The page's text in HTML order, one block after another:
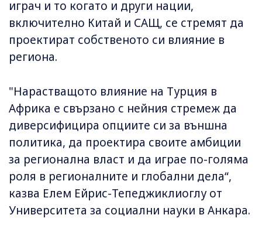
играч и то когато и други нации,
включително Китай и САЩ, се стремят да
проектират собственото си влияние в
региона.
"Нарастващото влияние на Турция в
Африка е свързано с нейния стремеж да
диверсифицира опциите си за външна
политика, да проектира своите амбиции
за регионална власт и да играе по-голяма
роля в регионалните и глобални дела“,
казва Елем Ейрис-Тепеджиклиоглу от
Университета за социални науки в Анкара.